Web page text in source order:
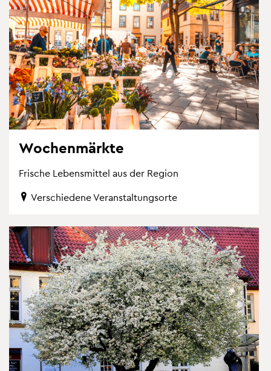
Wo­chen­märk­te
Fri­sche Le­bens­mit­tel aus der Re­gi­on
Ver­schie­de­ne Ver­an­stal­tungs­or­te